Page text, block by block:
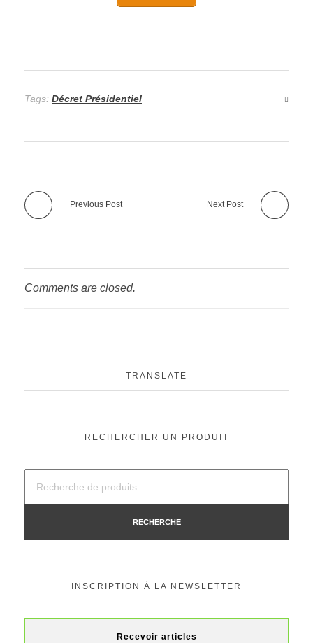
Tags: Décret Présidentiel
Previous Post Next Post
Comments are closed.
TRANSLATE
RECHERCHER UN PRODUIT
RECHERCHE
INSCRIPTION À LA NEWSLETTER
Recevoir articles